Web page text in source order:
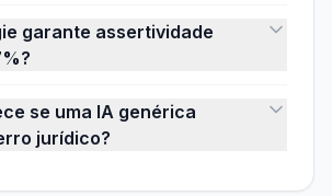
garante assertividade
se uma IA genérica
jurídico?